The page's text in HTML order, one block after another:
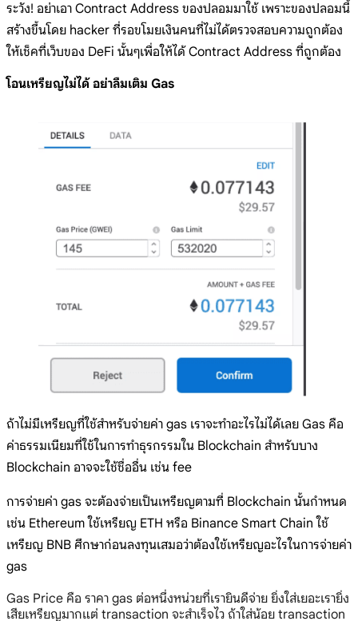
ระวัง! อย่าเอา Contract Address ของปลอมมาใช้ เพราะของปลอมนี้
สร้างขึ้นโดย hacker ที่รอขโมยเงินคนที่ไม่ได้ตรวจสอบความถูกต้อง
ให้เช็คที่เว็บของ DeFi นั้นๆเพื่อให้ได้ Contract Address ที่ถูกต้อง
โอนเหรียญไม่ได้ อย่าลืมเติม Gas
ถ้าไม่มีเหรียญที่ใช้สำหรับจ่ายค่า gas เราจะทำอะไรไม่ได้เลย Gas คือ
ค่าธรรมเนียมที่ใช้ในการทำธุรกรรมใน Blockchain สำหรับบาง
Blockchain อาจจะใช้ชื่ออื่น เช่น fee
การจ่ายค่า gas จะต้องจ่ายเป็นเหรียญตามที่ Blockchain นั้นกำหนด
เช่น Ethereum ใช้เหรียญ ETH หรือ Binance Smart Chain ใช้
เหรียญ BNB ศึกษาก่อนลงทุนเสมอว่าต้องใช้เหรียญอะไรในการจ่ายค่า
gas
Gas Price คือ ราคา gas ต่อหนึ่งหน่วยที่เรายินดีจ่าย ยิ่งใส่เยอะเรายิ่ง
เสียเหรียญมากแต่ transaction จะสำเร็จไว ถ้าใส่น้อย transaction